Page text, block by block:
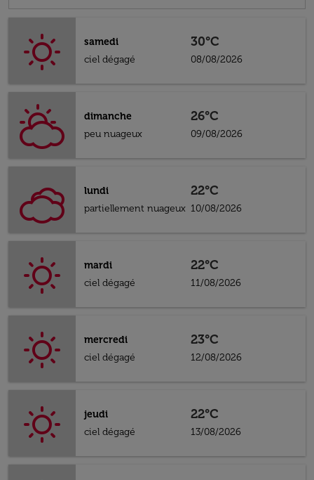
samedi
ciel dégagé
30°C
08/08/2026
dimanche
peu nuageux
26°C
09/08/2026
lundi
partiellement nuageux
22°C
10/08/2026
mardi
ciel dégagé
22°C
11/08/2026
mercredi
ciel dégagé
23°C
12/08/2026
jeudi
ciel dégagé
22°C
13/08/2026